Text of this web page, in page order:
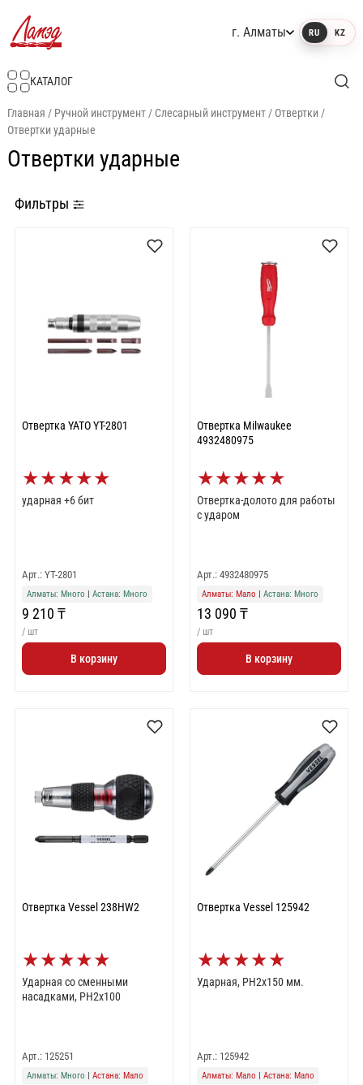
г. Алматы RU KZ
КАТАЛОГ
Главная / Ручной инструмент/ Слесарный инструмент/ Отвертки /
Отвертки ударные
Отвертки ударные
Фильтры
Отвертка YATO YT-2801
★★★★★
ударная +6 бит
Арт.: YT-2801
Алматы: Много Астана: Много
9 210 ₸
/ шт
В корзину
Отвертка Milwaukee
4932480975
★★★★★
Отвертка-долото для работы
с ударом
Арт.: 4932480975
Алматы: Мало Астана: Много
13 090 ₸
/ шт
В корзину
Отвертка Vessel 238HW2
★★★★★
Ударная со сменными
насадками, PH2x100
Арт.: 125251
Алматы: Много | Астана: Мало
Отвертка Vessel 125942
★★★★★
Ударная, PH2x150 мм.
Арт.: 125942
Алматы: Мало | Астана: Мало